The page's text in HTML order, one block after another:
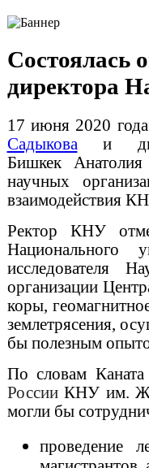
Состоялась
директора
17 июня 2020
Садыкова и
Бишкек
научных
взаимодействия
Ректор КНУ
Национального
исследователя
организации
коры,
землетрясения,
бы полезным
По словам
РоссииКНУ им.
могли бы
проведение